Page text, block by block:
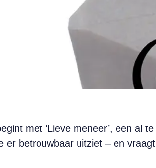
met ‘Lieve meneer’, een al
betrouwbaar uitziet – en